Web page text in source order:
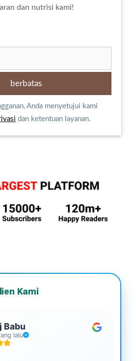
dan nutrisi kami!
Anda menyetujui kami
dan ketentuan layanan.
Kami
Babu
lalu